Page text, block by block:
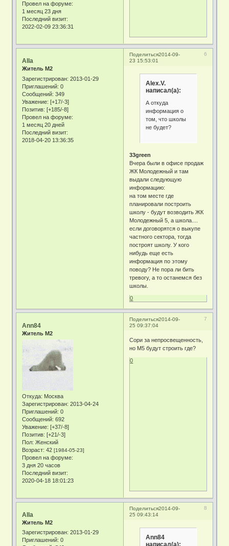
Провел на форуме:
1 месяц 23 дня
Последний визит:
2022-02-09 23:36:31
Поделиться 6
2014-09-
23 15:53:01
Alla
Житель М2
Зарегистрирован: 2013-01-29
Приглашений: 0
Сообщений: 349
Уважение: [+17/-3]
Позитив: [+185/-8]
Провел на форуме:
1 месяц 20 дней
Последний визит:
2018-04-20 13:36:35
Alex.V.
написал(а):
А откуда
информация о
том, что школы
не будет?
33green
Вчера были в офисе продаж
ЖК Молодежный и там
выдали следующую
информацию:
на том месте где
планировали построить
школу - будут возводить ЖК
Молодежный 5, а школа....
если договорятся о выкупе
частного сектора, тогда
построят школу. У кого
нибудь еще есть
информация по этому
поводу? Не пора ли бить
тревогу, а то останемся без
школы.
0
Поделиться 7
2014-09-
25 09:37:04
Ann84
Житель М2
Откуда: Москва
Зарегистрирован: 2013-04-24
Приглашений: 0
Сообщений: 692
Уважение: [+37/-8]
Позитив: [+21/-3]
Пол: Женский
Возраст: 42[1984-05-23]
Провел на форуме:
3 дня 20 часов
Последний визит:
2020-04-18 18:01:23
Сори за непросвещенность,
но М5 будут строить где?
0
Поделиться 8
2014-09-
25 09:43:14
Alla
Житель М2
Зарегистрирован: 2013-01-29
Приглашений: 0
Ann84
написал(а):